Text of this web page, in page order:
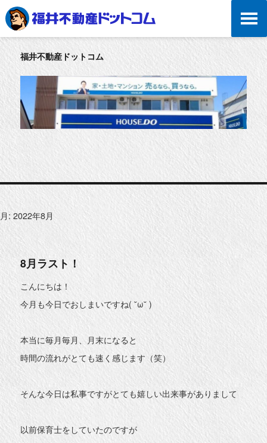
福井不動産ドットコム
月: 2022年8月
8月ラスト！
こんにちは！
今月も今日でおしまいですね( ˘ω˘ )
本当に毎月毎月、月末になると
時間の流れがとても速く感じます（笑）
そんな今日は私事ですがとても嬉しい出来事がありまして
以前保育士をしていたのですが